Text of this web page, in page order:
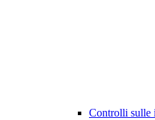
Controlli sulle